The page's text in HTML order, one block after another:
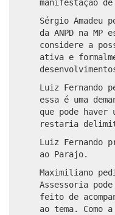
manifestação
Sérgio
da ANPD na
considere a
ativa e
Luiz Fernando
essa é uma
que pode haver
restaria
Luiz Fernando
ao Parajo.
Maximiliano
Assessoria
feito de
ao tema. Como